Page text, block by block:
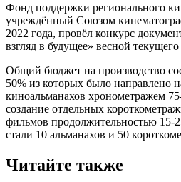
Фонд поддержки регионального
учреждённый Союзом
2022 года, провёл конкурс
взгляд в будущее» весной текущего
Общий бюджет на производство
50% из которых было направлено
киноальманахов хронометражем
создание отдельных
фильмов продолжительностью 15-
стали 10 альманахов и 50
Читайте также